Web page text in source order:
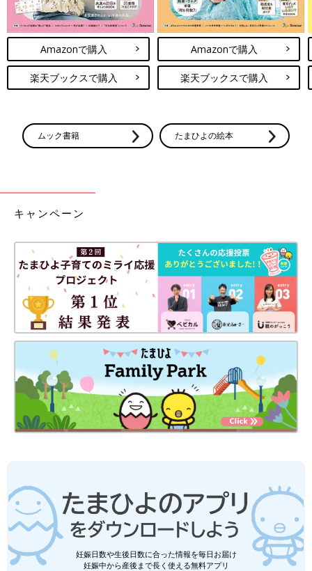
Amazonで購入
楽天ブックスで購入
Amazonで購入
楽天ブックスで購入
ムック書籍 たまひよの絵本
キャンペーン
妊娠日数や生後日数に合った情報を毎日お届け
妊娠中から産後まで長く使える無料アプリ